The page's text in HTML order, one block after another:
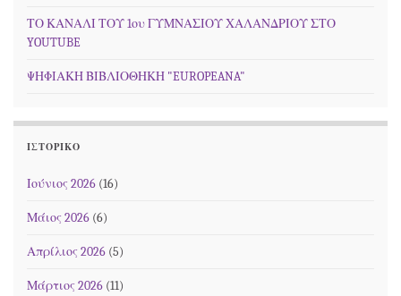
ΤΟ ΚΑΝΑΛΙ ΤΟΥ 1ου ΓΥΜΝΑΣΙΟΥ ΧΑΛΑΝΔΡΙΟΥ ΣΤΟ
YOUTUBE
ΨΗΦΙΑΚΗ ΒΙΒΛΙΟΘΗΚΗ "EUROPEANA"
ΙΣΤΟΡΙΚΌ
Ιούνιος 2026 (16)
Μάιος 2026 (6)
Απρίλιος 2026 (5)
Μάρτιος 2026 (11)